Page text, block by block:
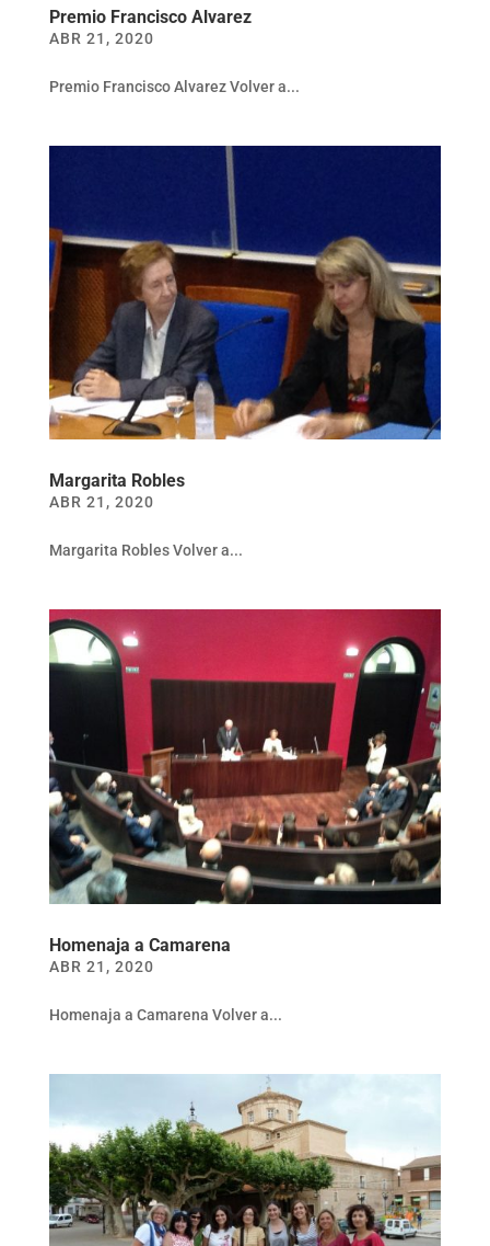
Premio Francisco Alvarez
ABR 21, 2020
Premio Francisco Alvarez Volver a...
Margarita Robles
ABR 21, 2020
Margarita Robles Volver a...
Homenaja a Camarena
ABR 21, 2020
Homenaja a Camarena Volver a...